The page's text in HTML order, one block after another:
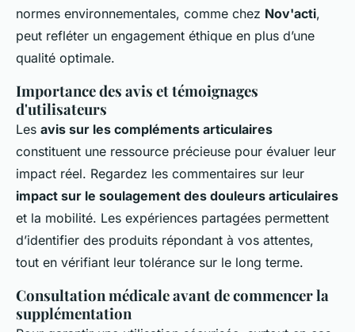
normes environnementales, comme chez Nov'acti,
peut refléter un engagement éthique en plus d’une
qualité optimale.
Importance des avis et témoignages
d'utilisateurs
Les avis sur les compléments articulaires
constituent une ressource précieuse pour évaluer leur
impact réel. Regardez les commentaires sur leur
impact sur le soulagement des douleurs articulaires
et la mobilité. Les expériences partagées permettent
d’identifier des produits répondant à vos attentes,
tout en vérifiant leur tolérance sur le long terme.
Consultation médicale avant de commencer la
supplémentation